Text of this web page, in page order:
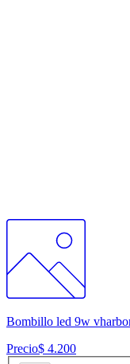
Bombillo led 9w
Precio$ 4.200